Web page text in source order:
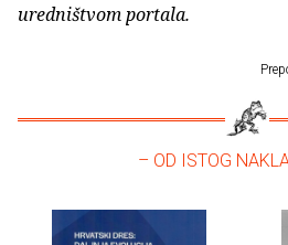
uredništvom portala.
– OD ISTOG